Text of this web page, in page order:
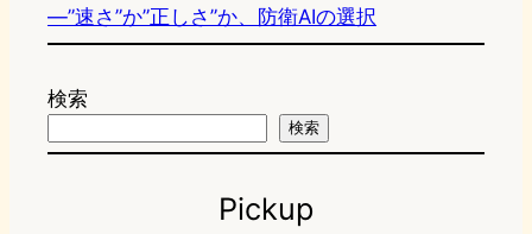
―”速さ”か”正しさ”か、防衛AIの選択
検索
検索
Pickup